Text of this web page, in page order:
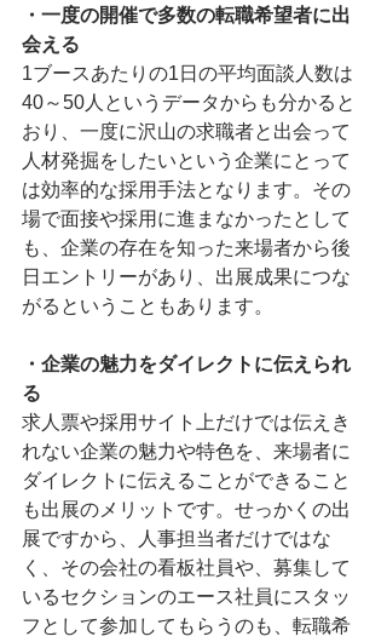
・一度の開催で多数の転職希望者に出
会える
1ブースあたりの1日の平均面談人数は
40～50人というデータからも分かると
おり、一度に沢山の求職者と出会って
人材発掘をしたいという企業にとって
は効率的な採用手法となります。その
場で面接や採用に進まなかったとして
も、企業の存在を知った来場者から後
日エントリーがあり、出展成果につな
がるということもあります。
・企業の魅力をダイレクトに伝えられ
る
求人票や採用サイト上だけでは伝えき
れない企業の魅力や特色を、来場者に
ダイレクトに伝えることができること
も出展のメリットです。せっかくの出
展ですから、人事担当者だけではな
く、その会社の看板社員や、募集して
いるセクションのエース社員にスタッ
フとして参加してもらうのも、転職希